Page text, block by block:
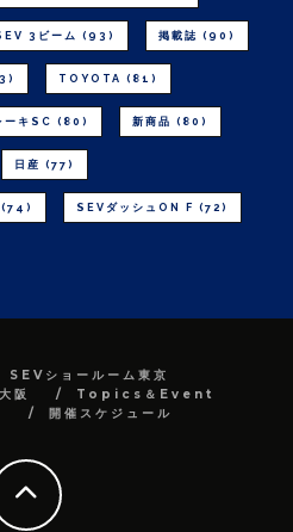
3ビーム (93) 掲載誌 (90)
TOYOTA (81)
ーキSC (80) 新商品 (80)
日産 (77)
(74) SEVダッシュON F (72)
SEVショールーム東京
阪
Topics＆Event
開催スケジュール